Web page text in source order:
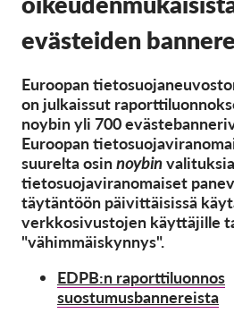
Media
evästeiden
Euroopan
on julkaissut
noybin yli 700
Euroopan
suurelta osinnoybin
tietosuojaviranomaiset
täytäntöön päivittäisissä
verkkosivustojen käyttäjille
"vähimmäiskynnys".
EDPB:n raporttiluonnos
suostumusbannereista